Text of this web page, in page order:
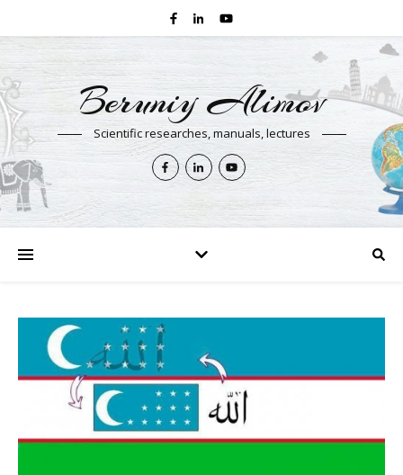
Beruniy Alimov
Scientific researches, manuals, lectures